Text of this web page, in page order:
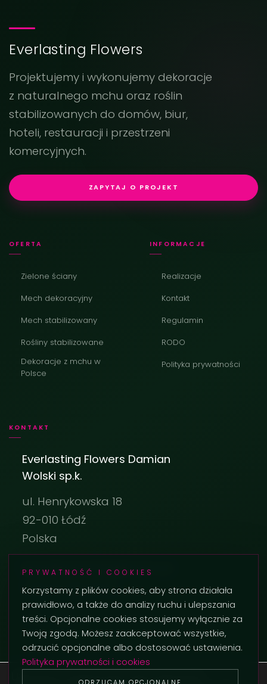
Everlasting Flowers
Projektujemy i wykonujemy dekoracje
z naturalnego mchu oraz roślin
stabilizowanych do domów, biur,
hoteli, restauracji i przestrzeni
komercyjnych.
ZAPYTAJ O PROJEKT
OFERTA
Zielone ściany
Mech dekoracyjny
Mech stabilizowany
Rośliny stabilizowane
Dekoracje z mchu w
Polsce
INFORMACJE
Realizacje
Kontakt
Regulamin
RODO
Polityka prywatności
KONTAKT
Everlasting Flowers Damian
Wolski sp.k.
ul. Henrykowska 18
92-010 Łódź
Polska
biuro@everlastingflowers.pl
+48 42 236 29 02
Używamy ciasteczek, aby zapewnić
PRYWATNOŚĆ I COOKIES
Korzystamy z plików cookies, aby strona działała
prawidłowo, a także do analizy ruchu i ulepszania
treści. Opcjonalne cookies stosujemy wyłącznie za
Twoją zgodą. Możesz zaakceptować wszystkie,
odrzucić opcjonalne albo dostosować ustawienia.
Polityka prywatności i cookies